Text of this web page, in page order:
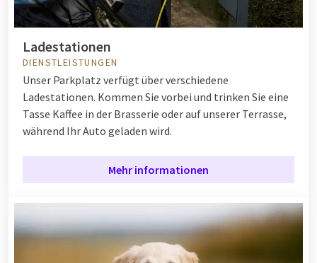
Ladestationen
DIENSTLEISTUNGEN
Unser Parkplatz verfügt über verschiedene
Ladestationen. Kommen Sie vorbei und trinken Sie eine
Tasse Kaffee in der Brasserie oder auf unserer Terrasse,
während Ihr Auto geladen wird.
Mehr informationen